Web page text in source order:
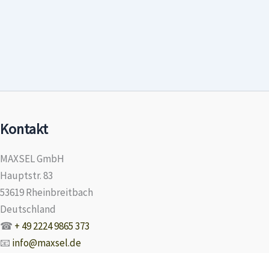
Kontakt
MAXSEL GmbH
Hauptstr. 83
53619 Rheinbreitbach
Deutschland
☎ + 49 2224 9865 373
📧 info@maxsel.de